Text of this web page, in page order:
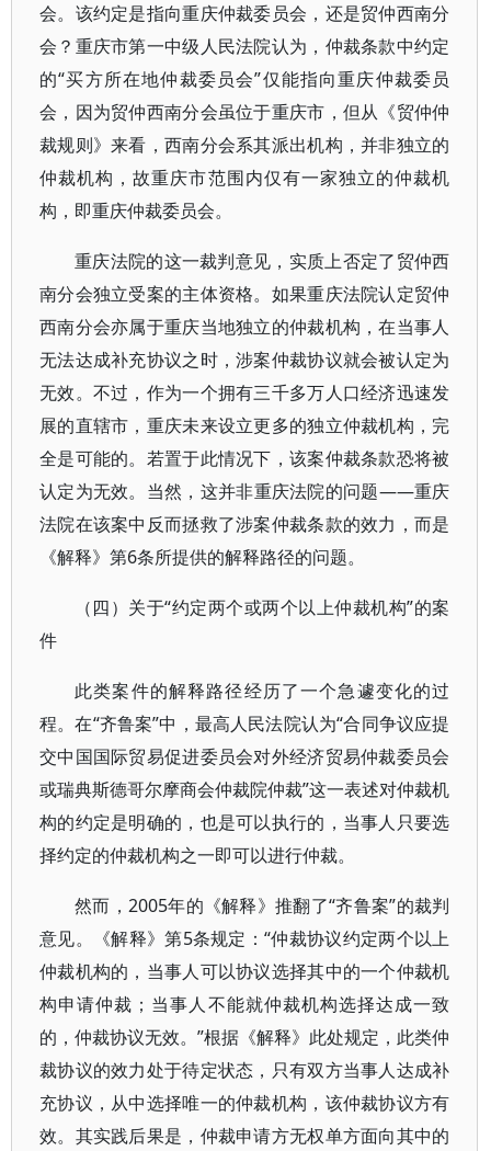
会。该约定是指向重庆仲裁委员会，还是贸仲西南分
会？重庆市第一中级人民法院认为，仲裁条款中约定
的“买方所在地仲裁委员会”仅能指向重庆仲裁委员
会，因为贸仲西南分会虽位于重庆市，但从《贸仲仲
裁规则》来看，西南分会系其派出机构，并非独立的
仲裁机构，故重庆市范围内仅有一家独立的仲裁机
构，即重庆仲裁委员会。
重庆法院的这一裁判意见，实质上否定了贸仲西
南分会独立受案的主体资格。如果重庆法院认定贸仲
西南分会亦属于重庆当地独立的仲裁机构，在当事人
无法达成补充协议之时，涉案仲裁协议就会被认定为
无效。不过，作为一个拥有三千多万人口经济迅速发
展的直辖市，重庆未来设立更多的独立仲裁机构，完
全是可能的。若置于此情况下，该案仲裁条款恐将被
认定为无效。当然，这并非重庆法院的问题——重庆
法院在该案中反而拯救了涉案仲裁条款的效力，而是
《解释》第6条所提供的解释路径的问题。
（四）关于“约定两个或两个以上仲裁机构”的案
件
此类案件的解释路径经历了一个急遽变化的过
程。在“齐鲁案”中，最高人民法院认为“合同争议应提
交中国国际贸易促进委员会对外经济贸易仲裁委员会
或瑞典斯德哥尔摩商会仲裁院仲裁”这一表述对仲裁机
构的约定是明确的，也是可以执行的，当事人只要选
择约定的仲裁机构之一即可以进行仲裁。
然而，2005年的《解释》推翻了“齐鲁案”的裁判
意见。《解释》第5条规定：“仲裁协议约定两个以上
仲裁机构的，当事人可以协议选择其中的一个仲裁机
构申请仲裁；当事人不能就仲裁机构选择达成一致
的，仲裁协议无效。”根据《解释》此处规定，此类仲
裁协议的效力处于待定状态，只有双方当事人达成补
充协议，从中选择唯一的仲裁机构，该仲裁协议方有
效。其实践后果是，仲裁申请方无权单方面向其中的